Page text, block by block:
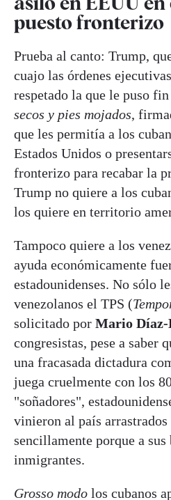
puesto fronterizo
Prueba al canto: Trump,
cuajo las órdenes
respetado la que le puso
secos y pies mojados,
que les permitía a los
Estados Unidos o
fronterizo para recabar la
Trump no quiere a los
los quiere en territorio
Tampoco quiere a los
ayuda económicamente
estadounidenses. No sólo
venezolanos el TPS (
solicitado por Mario
congresistas, pese a saber
una fracasada dictadura
juega cruelmente con los
"soñadores",
vinieron al país arrastrados
sencillamente porque a sus
inmigrantes.
Grosso modo los cubanos